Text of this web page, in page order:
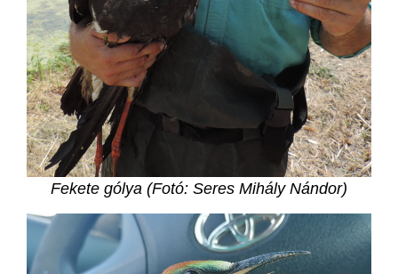
Fekete gólya (Fotó: Seres Mihály Nándor)